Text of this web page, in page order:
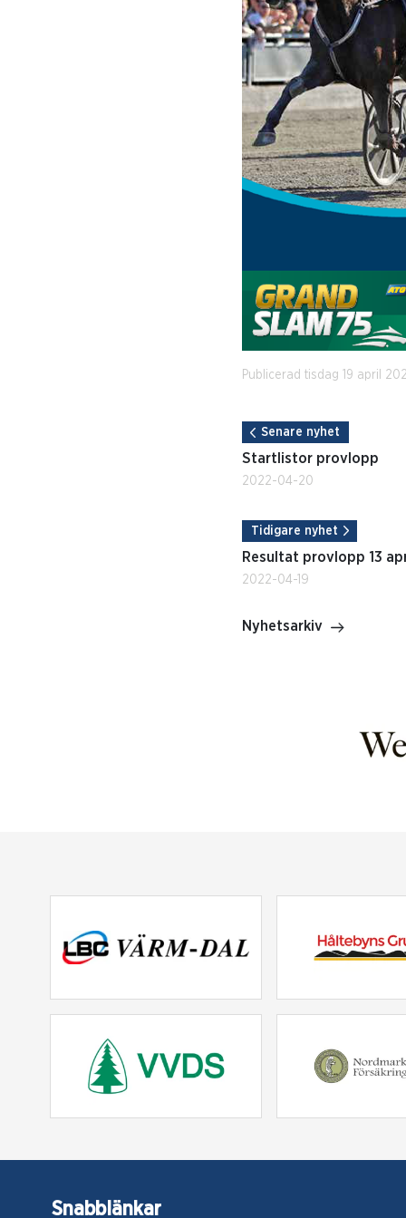
Publicerad tisdag 19 april
Senare nyhet
Startlistor provlopp
2022-04-20
Tidigare nyhet
Resultat provlopp 13
2022-04-19
Nyhetsarkiv
Snabblänkar